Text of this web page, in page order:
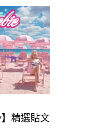
精選貼文